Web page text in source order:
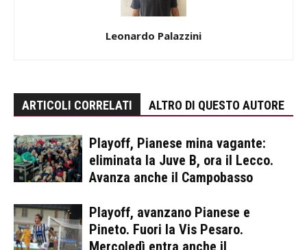
Leonardo Palazzini
ARTICOLI CORRELATI ALTRO DI QUESTO AUTORE
Playoff, Pianese mina vagante:
eliminata la Juve B, ora il Lecco.
Avanza anche il Campobasso
Playoff, avanzano Pianese e
Pineto. Fuori la Vis Pesaro.